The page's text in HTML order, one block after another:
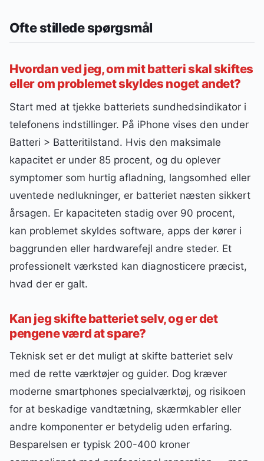
Ofte stillede spørgsmål
Hvordan ved jeg, om mit batteri skal skiftes
eller om problemet skyldes noget andet?
Start med at tjekke batteriets sundhedsindikator i
telefonens indstillinger. På iPhone vises den under
Batteri > Batteritilstand. Hvis den maksimale
kapacitet er under 85 procent, og du oplever
symptomer som hurtig afladning, langsomhed eller
uventede nedlukninger, er batteriet næsten sikkert
årsagen. Er kapaciteten stadig over 90 procent,
kan problemet skyldes software, apps der kører i
baggrunden eller hardwarefejl andre steder. Et
professionelt værksted kan diagnosticere præcist,
hvad der er galt.
Kan jeg skifte batteriet selv, og er det
pengene værd at spare?
Teknisk set er det muligt at skifte batteriet selv
med de rette værktøjer og guider. Dog kræver
moderne smartphones specialværktøj, og risikoen
for at beskadige vandtætning, skærmkabler eller
andre komponenter er betydelig uden erfaring.
Besparelsen er typisk 200-400 kroner